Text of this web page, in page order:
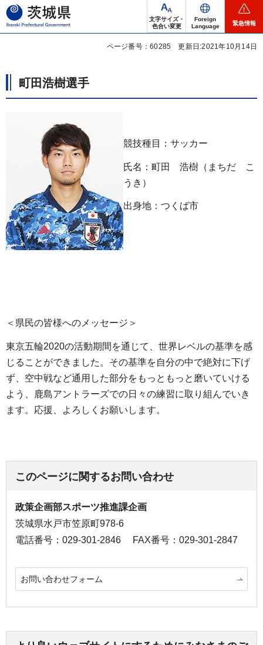
茨城県
文字サイズ・
色合い変更
Foreign
Language
緊急情報
ページ番号：60285 更新日:2021年10月14日
町田浩樹選手
競技種目：サッカー
氏名：町田 浩樹（まちだ こ
うき）
出身地：つくば市
＜県民の皆様へのメッセージ＞
東京五輪2020の活動期間を通じて、世界レベルの基準を感
じることができました。その基準を自分の中で絶対に下げ
ず、空中戦など通用した部分をもっともっと磨いていける
よう、鹿島アントラーズでの日々の練習に取り組んでいき
ます。応援、よろしくお願いします。
このページに関するお問い合わせ
政策企画部スポーツ推進課企画
茨城県水戸市笠原町978-6
電話番号：029-301-2846
FAX番号：029-301-2847
お問い合わせフォーム